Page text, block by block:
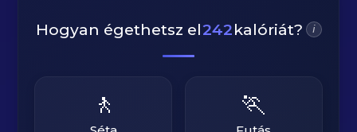
Hogyan égethetsz el242kalóriát? i
🚶 🏃